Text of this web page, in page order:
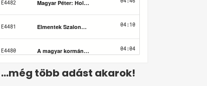
...még több adást akarok!